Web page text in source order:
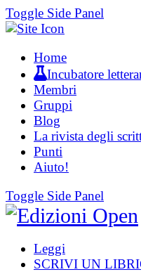
Toggle Side Panel
Home
Incubatore
Membri
Gruppi
Blog
La rivista degli
Punti
Aiuto!
Toggle Side Panel
Leggi
SCRIVI UN